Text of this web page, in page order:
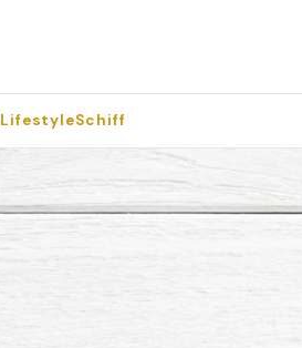
LifestyleSchiff